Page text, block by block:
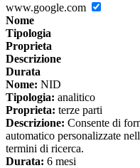
www.google.com
Nome
Tipologia
Proprieta
Descrizione
Durata
Nome: NID
Tipologia: analitico
Proprieta: terze parti
Descrizione: Consente di
automatico personalizzate
termini di ricerca.
Durata: 6 mesi